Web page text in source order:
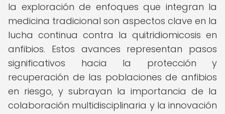
la exploración de enfoques que integran la
medicina tradicional son aspectos clave en la
lucha continua contra la quitridiomicosis en
anfibios. Estos avances representan pasos
significativos hacia la protección y
recuperación de las poblaciones de anfibios
en riesgo, y subrayan la importancia de la
colaboración multidisciplinaria y la innovación